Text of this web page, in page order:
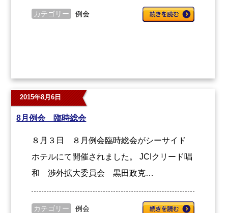
カテゴリー 例会
2015年8月6日
8月例会 臨時総会
８月３日 ８月例会臨時総会がシーサイド
ホテルにて開催されました。 JCIクリード唱
和 渉外拡大委員会 黒田政克…
カテゴリー 例会